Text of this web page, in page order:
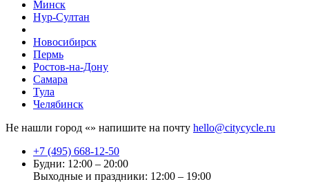
Минск
Нур-Султан
Новосибирск
Пермь
Ростов-на-Дону
Самара
Тула
Челябинск
Не нашли город «» напишите на почту hello@citycycle.ru
+7 (495) 668-12-50
Будни: 12:00 – 20:00
Выходные и праздники: 12:00 – 19:00